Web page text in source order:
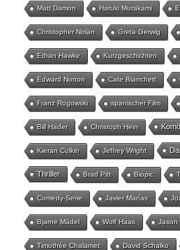
Matt Damon Haruki Murakami
Christopher Nolan Greta Gerwig
Ethan Hawke Kurzgeschichten
Edward Norton Cate Blanchett
Franz Rogowski spanischer Film
Bill Hader Christoph Hein
Kieran Culkin Jeffrey Wright
Thriller Brad Pitt Biopic
Comedy-Serie Javier Marías
Bjarne Mädel Wolf Haas Jason
Timothée Chalamet David Schalko